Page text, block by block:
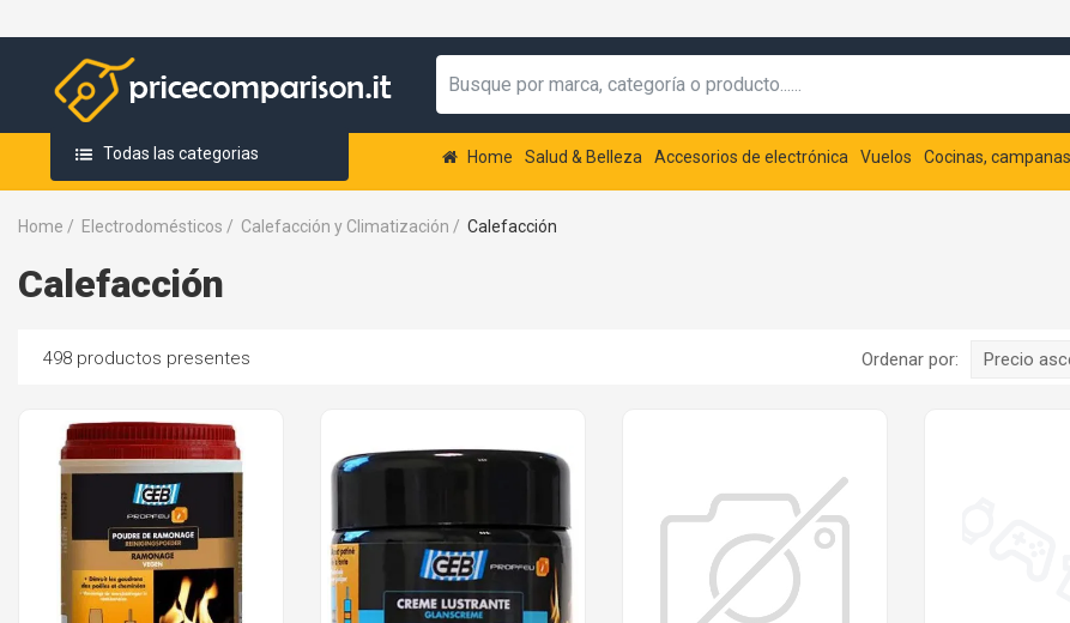
Todas las categorias Home Salud & Belleza Accesorios de electrónica Vuelos Cocinas,
Home / Electrodomésticos / Calefacción y Climatización / Calefacción
Calefacción
498 productos presentes Ordenar por: Precio